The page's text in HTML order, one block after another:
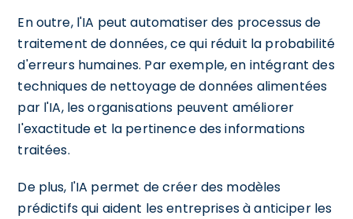
En outre, l'IA peut automatiser des processus de
traitement de données, ce qui réduit la probabilité
d'erreurs humaines. Par exemple, en intégrant des
techniques de nettoyage de données alimentées
par l'IA, les organisations peuvent améliorer
l'exactitude et la pertinence des informations
traitées.
De plus, l'IA permet de créer des modèles
prédictifs qui aident les entreprises à anticiper les